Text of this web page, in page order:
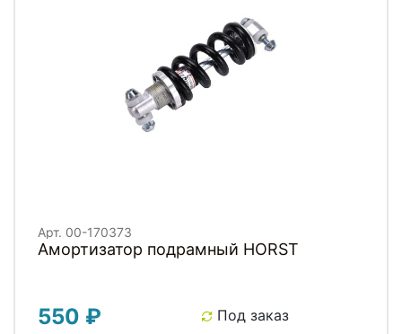
Арт. 00-170373
Амортизатор подрамный HORST
550 ₽ Под заказ